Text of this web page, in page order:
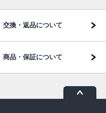
交換・返品について
商品・保証について